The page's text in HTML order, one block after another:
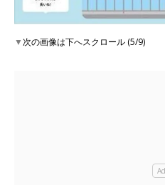
▼次の画像は下へスクロール (5/9)